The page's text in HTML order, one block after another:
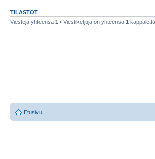
TILASTOT
Viestejä yhteensä 1 • Viestiketjuja on yhteensä 1
Etusivu